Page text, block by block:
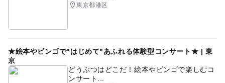
東京都港区
★絵本やビンゴで"はじめて"あふれる体験型コンサート★ | 東
京
どうぶつはどこだ！絵本やビンゴで楽しむコ
ンサート...